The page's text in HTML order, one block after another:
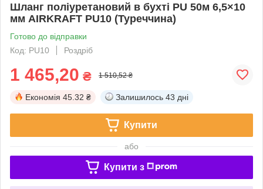
Шланг поліуретановий в бухті PU 50м 6,5×10
мм AIRKRAFT PU10 (Туреччина)
Готово до відправки
Код: PU10
Роздріб
1 465,20 ₴ 1 510,52 ₴
Економія 45.32 ₴ Залишилось 43 дні
Купити
або
Купити з